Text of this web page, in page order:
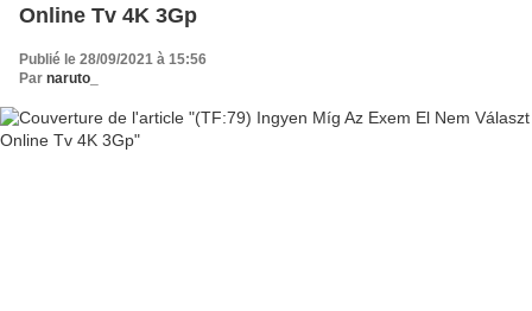
Online Tv 4K 3Gp
Publié le 28/09/2021 à 15:56
Par naruto_